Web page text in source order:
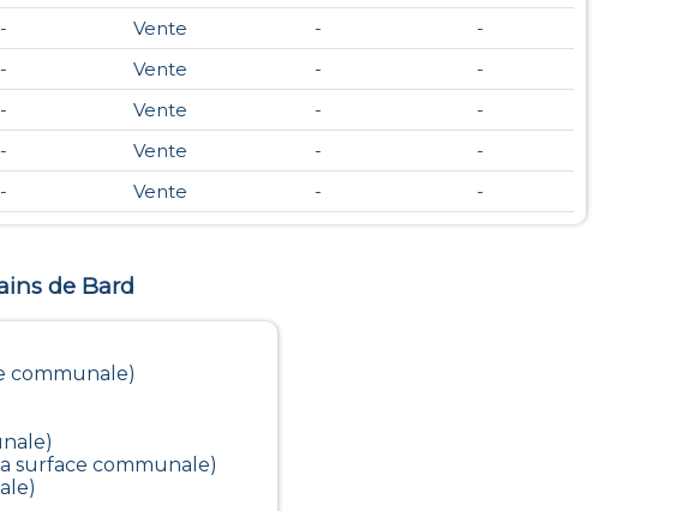
- Vente -
-
- Vente -
-
- Vente -
-
- Vente -
-
- Vente - -
de Bard
communale)
surface communale)